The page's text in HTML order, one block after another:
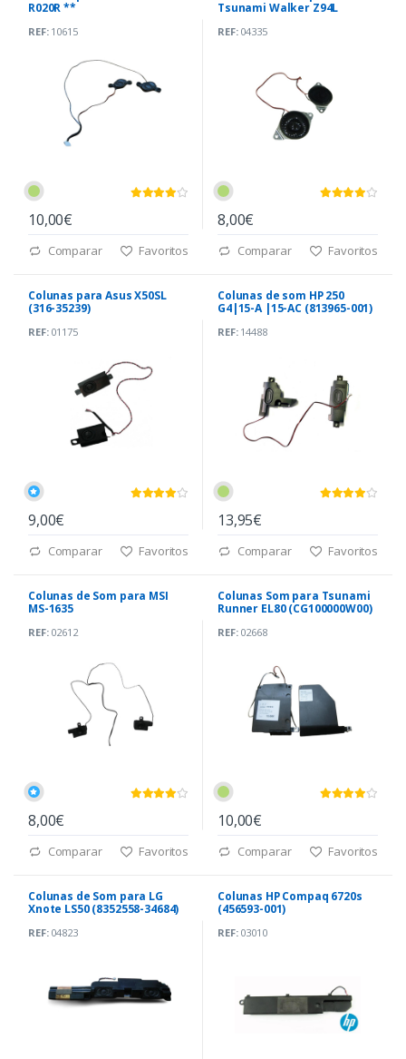
R020R **
REF:10615
10,00€
Comparar Favoritos
Tsunami Walker Z94L
REF:04335
8,00€
Comparar Favoritos
Colunas para Asus X50SL
(316-35239)
REF:01175
9,00€
Comparar Favoritos
Colunas de som HP 250
G4|15-A |15-AC (813965-001)
REF:14488
13,95€
Comparar Favoritos
Colunas de Som para MSI
MS-1635
REF:02612
8,00€
Comparar Favoritos
Colunas Som para Tsunami
Runner EL80 (CG100000W00)
REF:02668
10,00€
Comparar Favoritos
Colunas de Som para LG
Xnote LS50 (8352558-34684)
REF:04823
Colunas HP Compaq 6720s
(456593-001)
REF:03010